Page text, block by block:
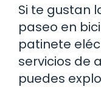
Si te gustan
paseo en
patinete
servicios de
puedes